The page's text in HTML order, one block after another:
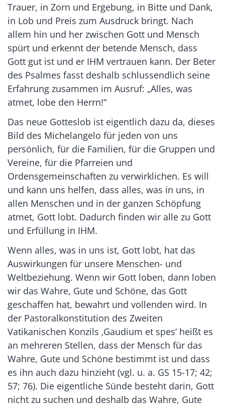
Trauer, in Zorn und Ergebung, in Bitte und Dank,
in Lob und Preis zum Ausdruck bringt. Nach
allem hin und her zwischen Gott und Mensch
spürt und erkennt der betende Mensch, dass
Gott gut ist und er IHM vertrauen kann. Der Beter
des Psalmes fasst deshalb schlussendlich seine
Erfahrung zusammen im Ausruf: „Alles, was
atmet, lobe den Herrn!“
Das neue Gotteslob ist eigentlich dazu da, dieses
Bild des Michelangelo für jeden von uns
persönlich, für die Familien, für die Gruppen und
Vereine, für die Pfarreien und
Ordensgemeinschaften zu verwirklichen. Es will
und kann uns helfen, dass alles, was in uns, in
allen Menschen und in der ganzen Schöpfung
atmet, Gott lobt. Dadurch finden wir alle zu Gott
und Erfüllung in IHM.
Wenn alles, was in uns ist, Gott lobt, hat das
Auswirkungen für unsere Menschen- und
Weltbeziehung. Wenn wir Gott loben, dann loben
wir das Wahre, Gute und Schöne, das Gott
geschaffen hat, bewahrt und vollenden wird. In
der Pastoralkonstitution des Zweiten
Vatikanischen Konzils ‚Gaudium et spes‘ heißt es
an mehreren Stellen, dass der Mensch für das
Wahre, Gute und Schöne bestimmt ist und dass
es ihn auch dazu hinzieht (vgl. u. a. GS 15-17; 42;
57; 76). Die eigentliche Sünde besteht darin, Gott
nicht zu suchen und deshalb das Wahre, Gute